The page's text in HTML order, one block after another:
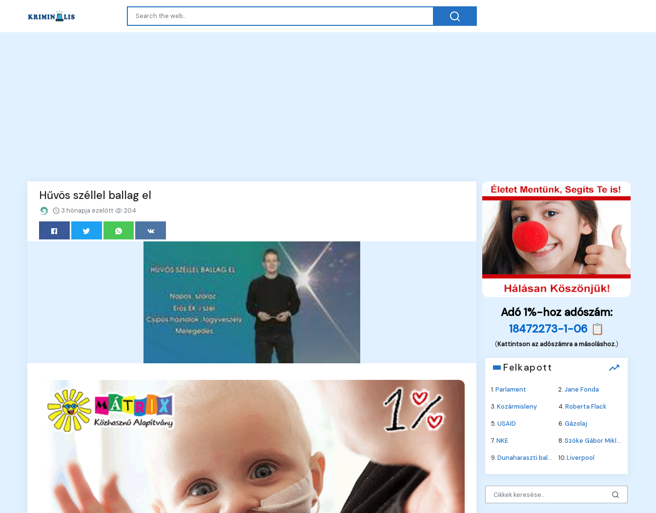
Hűvös széllel ballag el
3 hónapja ezelőtt 204
Adó 1%-hoz adószám:
18472273-1-06 📋
(Kattintson az adószámra a másoláshoz.)
Felkapott
1.Parlament 2.Jane Fonda
3.Kozármisleny 4.Roberta Flack
5.USAID 6.Gázolaj
7.NKE 8.Szőke Gábor Miklós
9.Dunaharaszti baleset 10.Liverpool